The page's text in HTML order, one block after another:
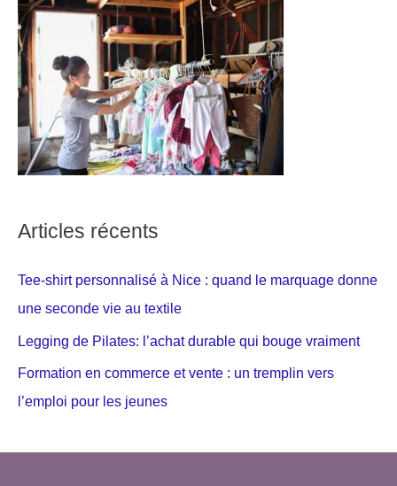
Articles récents
Tee-shirt personnalisé à Nice : quand le marquage donne
une seconde vie au textile
Legging de Pilates: l’achat durable qui bouge vraiment
Formation en commerce et vente : un tremplin vers
l’emploi pour les jeunes